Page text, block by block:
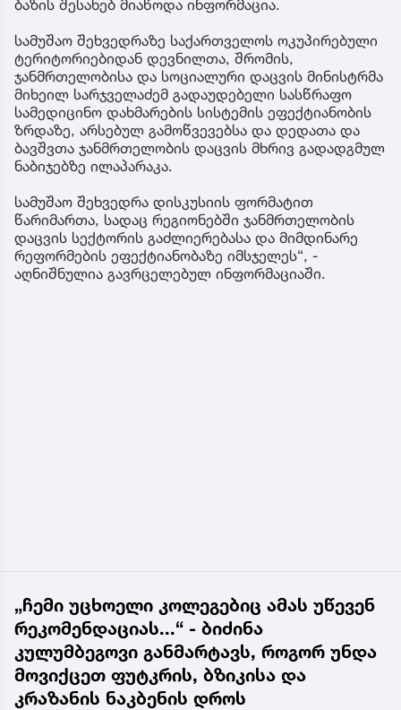
ბაზის შესახებ მიაწოდა ინფორმაცია.
სამუშაო შეხვედრაზე საქართველოს ოკუპირებული
ტერიტორიებიდან დევნილთა, შრომის,
ჯანმრთელობისა და სოციალური დაცვის მინისტრმა
მიხეილ სარჯველაძემ გადაუდებელი სასწრაფო
სამედიცინო დახმარების სისტემის ეფექტიანობის
ზრდაზე, არსებულ გამოწვევებსა და დედათა და
ბავშვთა ჯანმრთელობის დაცვის მხრივ გადადგმულ
ნაბიჯებზე ილაპარაკა.
სამუშაო შეხვედრა დისკუსიის ფორმატით
წარიმართა, სადაც რეგიონებში ჯანმრთელობის
დაცვის სექტორის გაძლიერებასა და მიმდინარე
რეფორმების ეფექტიანობაზე იმსჯელეს“, -
აღნიშნულია გავრცელებულ ინფორმაციაში.
„ჩემი უცხოელი კოლეგებიც ამას უწევენ
რეკომენდაციას...“ - ბიძინა
კულუმბეგოვი განმარტავს, როგორ უნდა
მოვიქცეთ ფუტკრის, ბზიკისა და
კრაზანის ნაკბენის დროს